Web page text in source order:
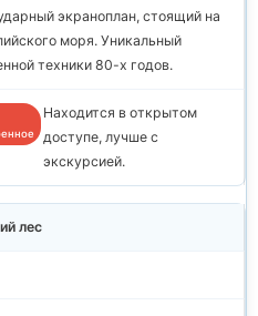
экраноплан, стоящий на
моря. Уникальный
техники 80-х годов.
Находится в открытом
доступе, лучше с
экскурсией.
лес